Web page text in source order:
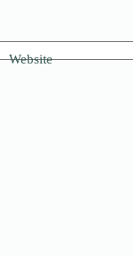
Website